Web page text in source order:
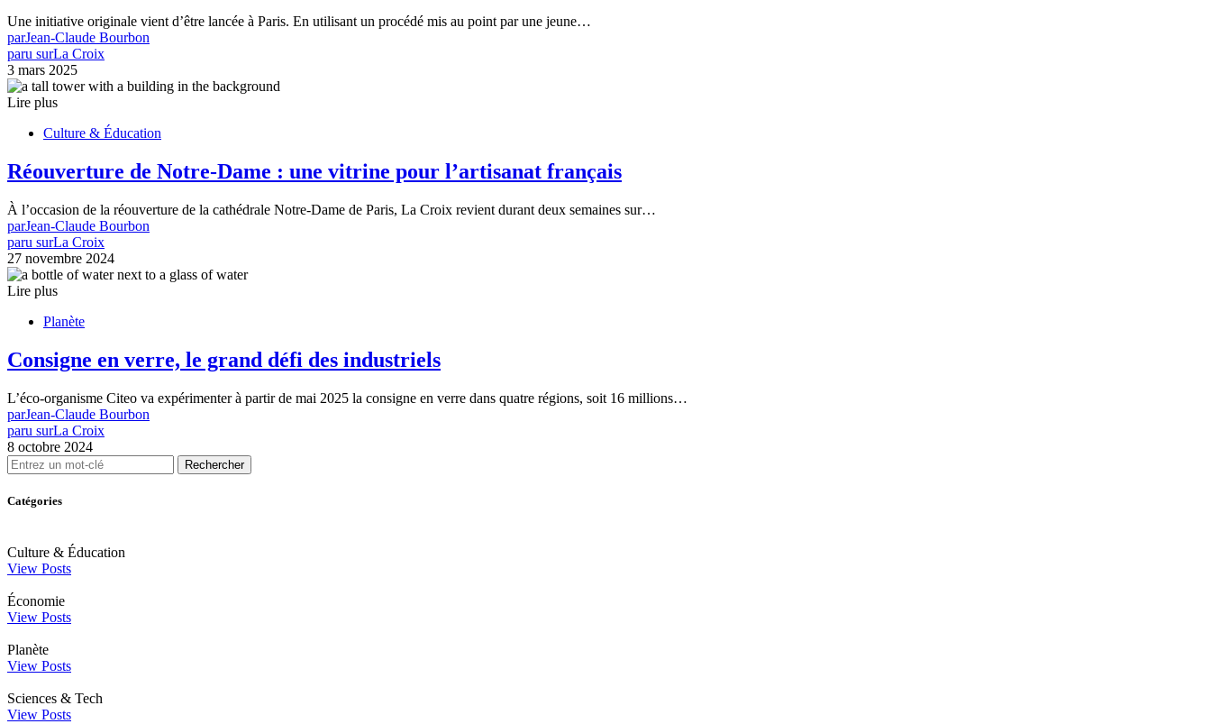
Une initiative originale vient d’être lancée à Paris. En utilisant un procédé mis au point par une jeune…
parJean-Claude Bourbon
paru surLa Croix
3 mars 2025
Lire plus
Culture & Éducation
Réouverture de Notre-Dame : une vitrine pour l’artisanat français
À l’occasion de la réouverture de la cathédrale Notre-Dame de Paris, La Croix revient durant deux semaines sur…
parJean-Claude Bourbon
paru surLa Croix
27 novembre 2024
Lire plus
Planète
Consigne en verre, le grand défi des industriels
L’éco-organisme Citeo va expérimenter à partir de mai 2025 la consigne en verre dans quatre régions, soit 16 millions…
parJean-Claude Bourbon
paru surLa Croix
8 octobre 2024
Rechercher
Catégories
Culture & Éducation
View Posts
Économie
View Posts
Planète
View Posts
Sciences & Tech
View Posts